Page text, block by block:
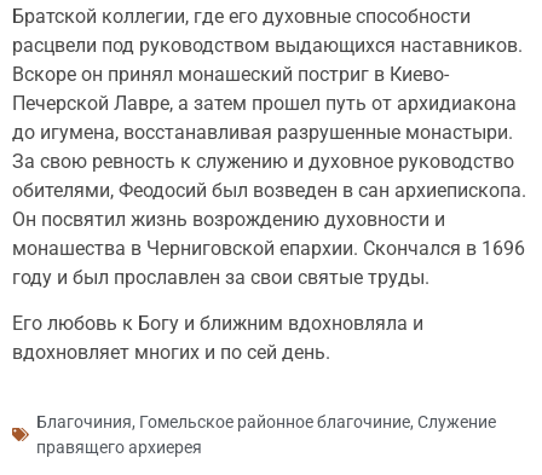
Братской коллегии, где его духовные способности
расцвели под руководством выдающихся наставников.
Вскоре он принял монашеский постриг в Киево-
Печерской Лавре, а затем прошел путь от архидиакона
до игумена, восстанавливая разрушенные монастыри.
За свою ревность к служению и духовное руководство
обителями, Феодосий был возведен в сан архиепископа.
Он посвятил жизнь возрождению духовности и
монашества в Черниговской епархии. Скончался в 1696
году и был прославлен за свои святые труды.
Его любовь к Богу и ближним вдохновляла и
вдохновляет многих и по сей день.
Благочиния, Гомельское районное благочиние, Служение
правящего архиерея